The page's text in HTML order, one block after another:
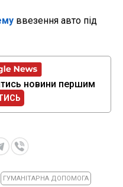
ввезення авто під
новини першим
ГУМАНІТАРНА ДОПОМОГА